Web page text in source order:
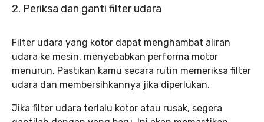
2. Periksa dan ganti filter udara
Filter udara yang kotor dapat menghambat aliran
udara ke mesin, menyebabkan performa motor
menurun. Pastikan kamu secara rutin memeriksa filter
udara dan membersihkannya jika diperlukan.
Jika filter udara terlalu kotor atau rusak, segera